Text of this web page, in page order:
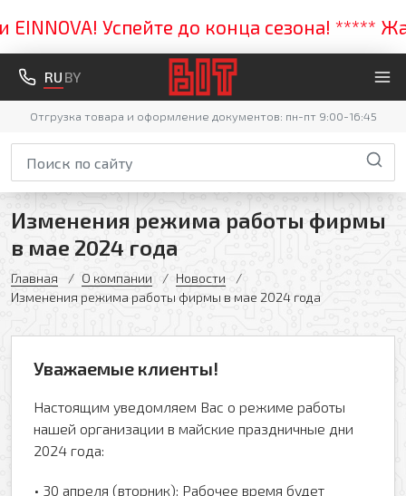
Успейте до конца сезона! *****
RU BY
Отгрузка товара и оформление документов: пн-пт 9:00-16:45
Изменения режима работы фирмы
в мае 2024 года
Главная О компании
Новости
Изменения режима работы фирмы в мае 2024 года
Уважаемые клиенты!
Настоящим уведомляем Вас о режиме работы
нашей организации в майские праздничные дни
2024 года:
• 30 апреля (вторник): Рабочее время будет